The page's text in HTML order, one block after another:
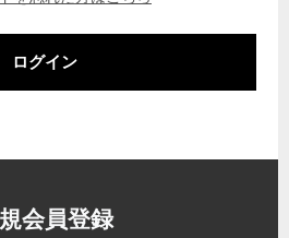
ログイン
会員登録